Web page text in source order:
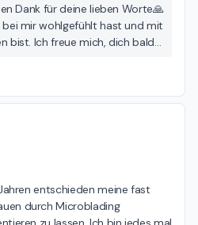
Dank für deine lieben Worte🙏
mir wohlgefühlt hast und mit
bist. Ich freue mich, dich bald
Komplimente 😉🌸 Liebe
entschieden meine fast
durch Microblading